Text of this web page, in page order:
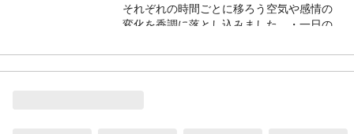
それぞれの時間ごとに移ろう空気や感情の
変化を香調に落とし込みました。・一日の
け〉・朝の支度前後や空気の切り替えに
〈はやおき〉・日中のリラックスに〈こも